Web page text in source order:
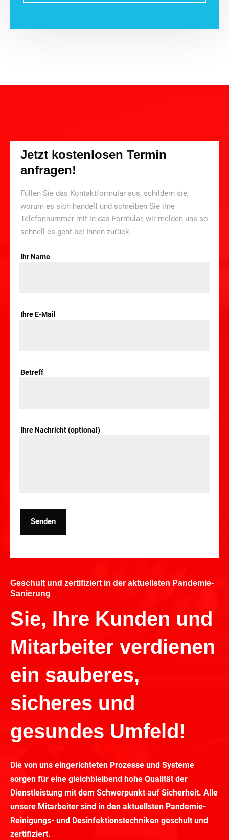
Jetzt kostenlosen Termin
anfragen!
Füllen Sie das Kontaktformular aus, schildern sie,
worum es sich handelt und schreiben Sie ihre
Telefonnummer mit in das Formular, wir melden uns so
schnell es geht bei Ihnen zurück.
Ihr Name
Ihre E-Mail
Betreff
Ihre Nachricht (optional)
Senden
Geschult und zertifiziert in der aktuellsten Pandemie-
Sanierung
Sie, Ihre Kunden und
Mitarbeiter verdienen
ein sauberes,
sicheres und
gesundes Umfeld!
Die von uns eingerichteten Prozesse und Systeme
sorgen für eine gleichbleibend hohe Qualität der
Dienstleistung mit dem Schwerpunkt auf Sicherheit. Alle
unsere Mitarbeiter sind in den aktuellsten Pandemie-
Reinigungs- und Desinfektionstechniken geschult und
zertifiziert.